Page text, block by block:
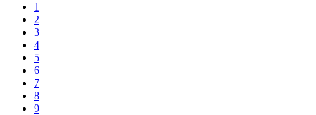
1
2
3
4
5
6
7
8
9